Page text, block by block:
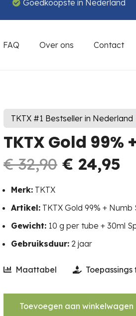
Goedkoopste in Nederland
FAQ Over ons Contact
TKTX #1 Bestseller in Nederland
TKTX Gold 99%
€32,90
€ 32,90.
€ 24,95
€
Merk: TKTX
Artikel: TKTX Gold 99% + Numb
Gewicht: 10 g per tube + 30ml
Gebruiksduur: 2 jaar
Maattabel Toepassings
Toevoegen aan winkelwagen